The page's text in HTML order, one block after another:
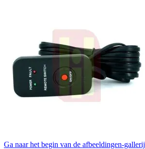
Ga naar het begin van de afbeeldingen-gallerij